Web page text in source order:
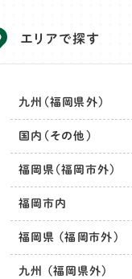
エリアで探す
九州（福岡県外）
国内（その他）
福岡県（福岡市外）
福岡市内
福岡県 (福岡市外)
九州 (福岡県外)